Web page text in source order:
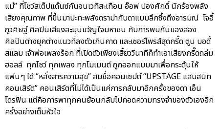
แม่” ที่โชว์สเต็ปแด๊นซ์กันจนเวทีสะเทือน อ๊อฟ ปองศักดิ์ นักร้องพลัง
เสียงคุณภาพ ที่ขึ้นมาปะทะพลังดราม่ากับดาแบบลึกซึ้งถึงอารมณ์ โจอี้
ภูวศิษฐ์ ศิลปินเสียงละมุนขวัญใจมหาชน กับการพบกันของสอง
ศิลปินต่างยุคต่างแนวที่ลงตัวเกินคาด และเซอร์ไพรส์สุดกรี๊ด ตูน บอดี้
สแลม เจ้าพ่อเพลงร็อก ที่เปิดตัวเพียงเสี้ยววินาทีก็ทำเอาเสียงกรี๊ดถล่ม
ฮอลล์ ทุกโชว์ ทุกเพลง ทุกโมเมนต์ ถูกออกแบบมาเพื่อกระตุ้นให้
แฟนๆ ได้ “หลั่งสารความสุข” สมชื่อคอนเซปต์ “UPSTAGE แสบสนิท
คอนเสิร์ต” คอนเสิร์ตที่ไม่ได้เป็นแค่การกลับมาอีกครั้งของดา เอ็น
โดรฟิน แต่คือการพาทุกคนย้อนกลับไปกอดความทรงจำของตัวเองอีก
ครั้งอย่างเต็มหัวใจ